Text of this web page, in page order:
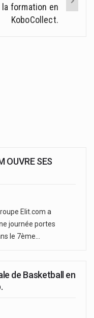
la formation en
KoboCollect.
OUVRE SES
Elit.com a
journée portes
le 7ème…
de Basketball en